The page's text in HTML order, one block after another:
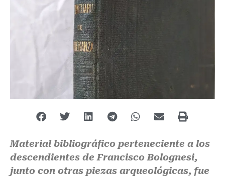
Material bibliográfico perteneciente a los
descendientes de Francisco Bolognesi,
junto con otras piezas arqueológicas, fue